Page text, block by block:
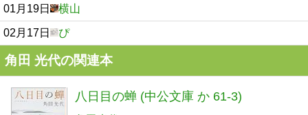
01月19日 横山
02月17日 ぴ
角田 光代の関連本
八日目の蝉 (中公文庫 か 61-3)